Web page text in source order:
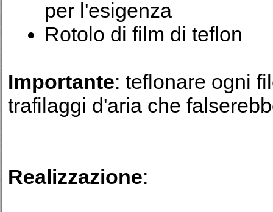
per l'esigenza
Rotolo di film di teflon
Importante: teflonare ogni
trafilaggi d'aria che
Realizzazione: